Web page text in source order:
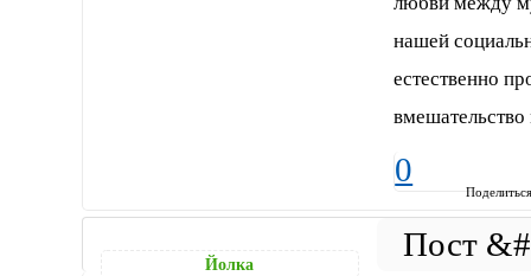
нашей
естественно
0
Йолка